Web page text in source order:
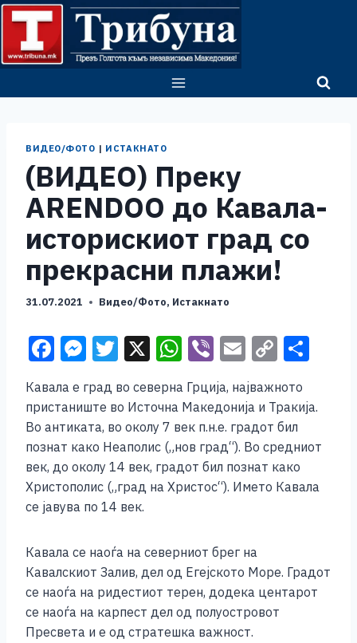
Skip
content
ВИДЕО/ФОТО | ИСТАКНАТО
(ВИДЕО) Преку
ARENDOO до Кавала-
историскиот град со
прекрасни плажи!
31.07.2021 Видео/Фото, Истакнато
F
c
e
b
o
o
M
ss
e
n
g
er
T
tt
er
X W
h
at
s
A
p
p
Vi
b
er
E
m
ai
l
C
p
y
Li
n
k
ar
Кавала е град во северна Грција, најважното
пристаниште во Источна Македонија и Тракија.
Во антиката, во околу 7 век п.н.е. градот бил
познат како Неаполис („нов град“). Во средниот
век, до околу 14 век, градот бил познат како
Христополис („град на Христос“). Името Кавала
се јавува по 14 век.
Кавала се наоѓа на северниот брег на
Кавалскиот Залив, дел од Егејското Море. Градот
се наоѓа на ридестиот терен, додека центарот
се наоѓа на карпест дел од полуостровот
Пресвета и е од стратешка важност.